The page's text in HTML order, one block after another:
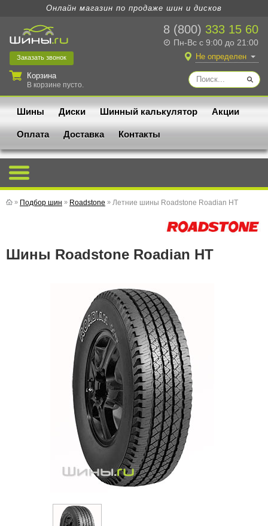
Онлайн магазин по продаже шин и дисков
8 (800) 333 15 60
Пн-Вс с 9:00 до 21:00
Заказать звонок
Корзина
В корзине пусто.
Не определен
Шины Диски Шинный калькулятор Акции
Оплата Доставка Контакты
» Подбор шин » Roadstone » Летние шины Roadstone Roadian HT
Шины Roadstone Roadian HT